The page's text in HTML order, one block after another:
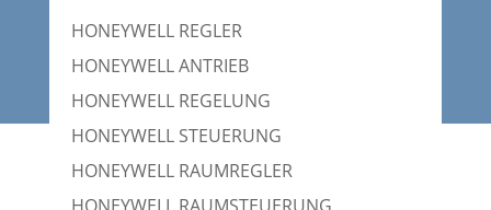
HONEYWELL REGLER
HONEYWELL ANTRIEB
HONEYWELL REGELUNG
HONEYWELL STEUERUNG
HONEYWELL RAUMREGLER